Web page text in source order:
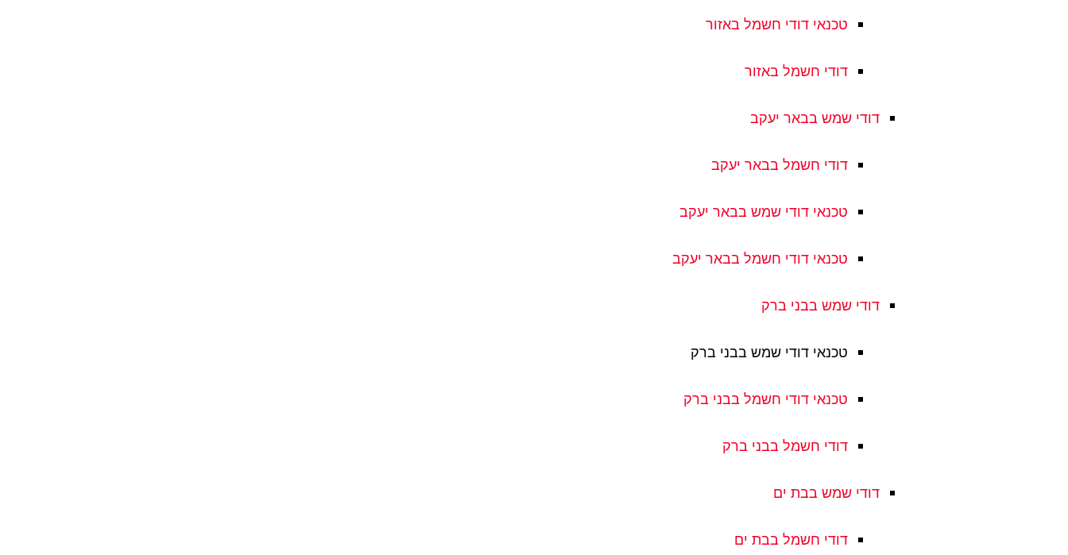
טכנאי דודי חשמל באזור
דודי חשמל באזור
דודי שמש בבאר יעקב
דודי חשמל בבאר יעקב
טכנאי דודי שמש בבאר יעקב
טכנאי דודי חשמל בבאר יעקב
דודי שמש בבני ברק
טכנאי דודי שמש בבני ברק
טכנאי דודי חשמל בבני ברק
דודי חשמל בבני ברק
דודי שמש בבת ים
דודי חשמל בבת ים